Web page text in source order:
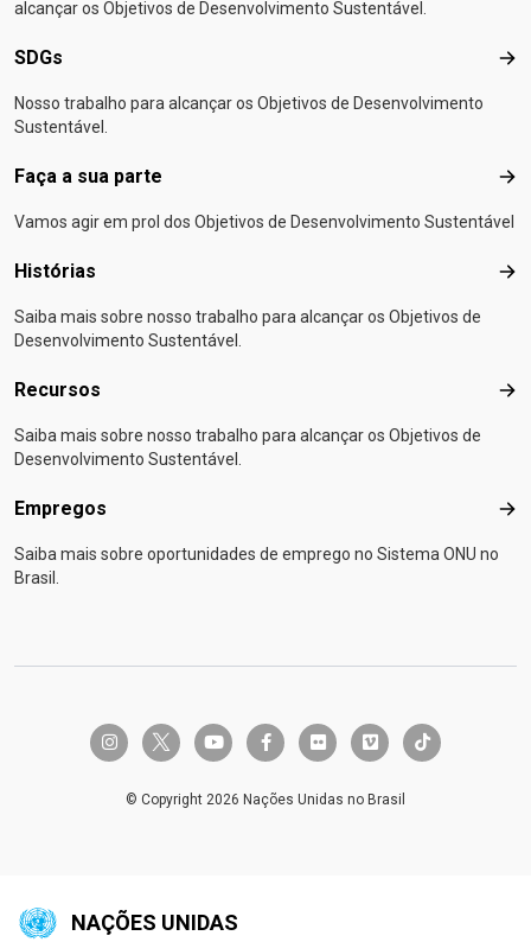
alcançar os Objetivos de Desenvolvimento Sustentável.
SDGs
Nosso trabalho para alcançar os Objetivos de Desenvolvimento
Sustentável.
Faça a sua parte
Vamos agir em prol dos Objetivos de Desenvolvimento Sustentável
Histórias
Saiba mais sobre nosso trabalho para alcançar os Objetivos de
Desenvolvimento Sustentável.
Recursos
Saiba mais sobre nosso trabalho para alcançar os Objetivos de
Desenvolvimento Sustentável.
Empregos
Saiba mais sobre oportunidades de emprego no Sistema ONU no
Brasil.
instagramtwitter-x youtube facebook-fflickr vimeo tiktok
© Copyright 2026 Nações Unidas no Brasil
NAÇÕES UNIDAS